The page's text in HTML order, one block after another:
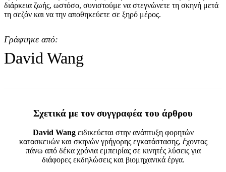
διάρκεια ζωής, ωστόσο, συνιστούμε να στεγνώνετε τη σκηνή μετά
τη σεζόν και να την αποθηκεύετε σε ξηρό μέρος.
Γράφτηκε από:
David Wang
Σχετικά με τον συγγραφέα του άρθρου
David Wangειδικεύεται στην ανάπτυξη φορητών
κατασκευών και σκηνών γρήγορης εγκατάστασης, έχοντας
πάνω από δέκα χρόνια εμπειρίας σε κινητές λύσεις για
διάφορες εκδηλώσεις και βιομηχανικά έργα.